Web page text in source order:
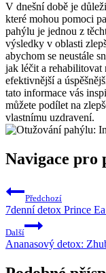
V dnešní době je
které mohou pomoci
pahýlu je jednou z
výsledky v oblasti
abychom se neustále
jak léčit a rehabilitovat
efektivnější a
tato informace vás
můžete podílet na
vlastnímu uzdravení.
Navigace pro
Předchozí
7denní detox Prince
Další
Ananasový detox: